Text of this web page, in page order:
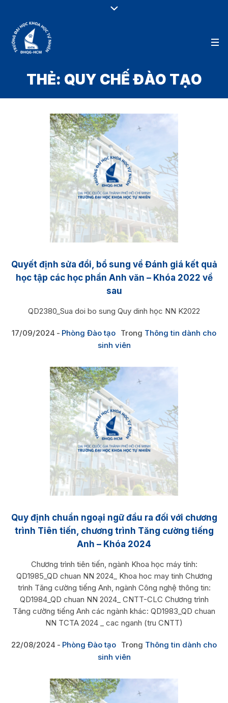
THẺ: QUY CHẾ ĐÀO TẠO
Quyết định sửa đổi, bổ sung về Đánh giá kết quả
học tập các học phần Anh văn – Khóa 2022 về
sau
QD2380_Sua doi bo sung Quy dinh học NN K2022
17/09/2024 Phòng Đào tạo Trong Thông tin dành cho
sinh viên
Quy định chuẩn ngoại ngữ đầu ra đối với chương
trình Tiên tiến, chương trình Tăng cường tiếng
Anh – Khóa 2024
Chương trình tiên tiến, ngành Khoa học máy tính:
QD1985_QD chuan NN 2024_ Khoa hoc may tinh Chương
trình Tăng cường tiếng Anh, ngành Công nghệ thông tin:
QD1984_QD chuan NN 2024_ CNTT-CLC Chương trình
Tăng cường tiếng Anh các ngành khác: QD1983_QD chuan
NN TCTA 2024 _ cac nganh (tru CNTT)
22/08/2024 Phòng Đào tạo Trong Thông tin dành cho
sinh viên